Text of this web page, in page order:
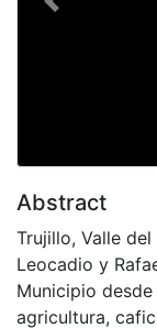
Previous
Abstract
Trujillo, Valle
Leocadio y
Municipio
agricultura,